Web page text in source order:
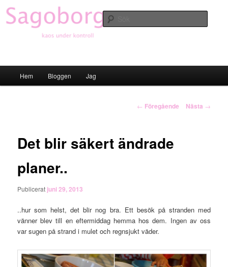
Hoppa
till
primärt
Hem Bloggen Jag
Inläggsnavigering
← Föregående Nästa →
Det blir säkert ändrade
planer..
Publicerat juni 29, 2013
..hur som helst, det blir nog bra. Ett besök på stranden med
vänner blev till en eftermiddag hemma hos dem. Ingen av oss
var sugen på strand i mulet och regnsjukt väder.